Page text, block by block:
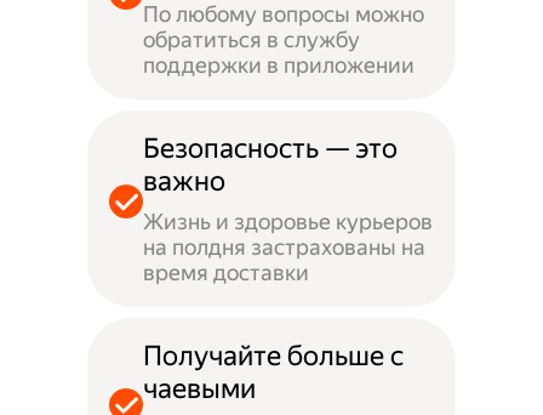
По любому вопросы можно
обратиться в службу
поддержки в приложении
Безопасность — это
важно
Жизнь и здоровье курьеров
на полдня застрахованы на
время доставки
Получайте больше с
чаевыми